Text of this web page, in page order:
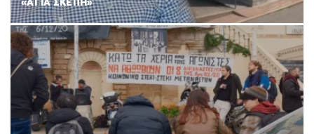
«ΑΓΙΑ ΣΚΕΠΗ»